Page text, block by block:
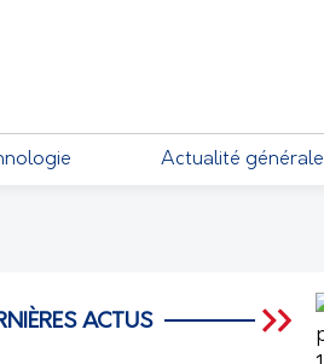
Actualité générale
ACTUS